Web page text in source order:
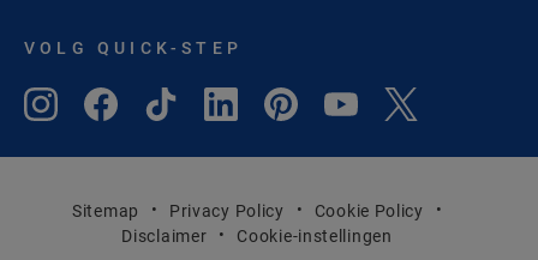
VOLG QUICK-STEP
Sitemap Privacy Policy
Cookie Policy
Disclaimer
Cookie-instellingen